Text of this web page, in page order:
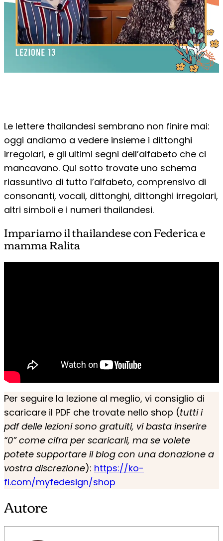
Le lettere thailandesi sembrano non finire mai:
oggi andiamo a vedere insieme i dittonghi
irregolari, e gli ultimi segni dell’alfabeto che ci
mancavano. Qui sotto trovate uno schema
riassuntivo di tutto l’alfabeto, comprensivo di
consonanti, vocali, dittonghi, dittonghi irregolari,
altri simboli e i numeri thailandesi.
Impariamo il thailandese con Federica e
mamma Ralita
Per seguire la lezione al meglio, vi consiglio di
scaricare il PDF che trovate nello shop (tutti i
pdf delle lezioni sono gratuiti, vi basta inserire
“0” come cifra per scaricarli, ma se volete
potete supportare il blog con una donazione a
vostra discrezione): https://ko-
fi.com/myfedesign/shop
Autore